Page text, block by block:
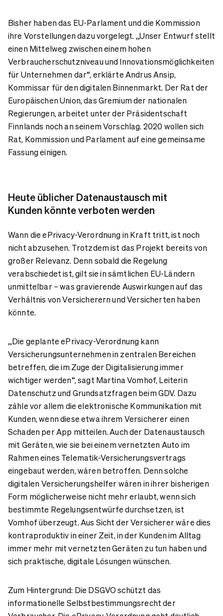
Bisher haben das EU-Parlament und die Kommission
ihre Vorstellungen dazu vorgelegt. „Unser Entwurf stellt
einen Mittelweg zwischen einem hohen
Verbraucherschutzniveau und Innovationsmöglichkeiten
für Unternehmen dar“, erklärte Andrus Ansip,
Kommissar für den digitalen Binnenmarkt. Der Rat der
Europäischen Union, das Gremium der nationalen
Regierungen, arbeitet unter der Präsidentschaft
Finnlands noch an seinem Vorschlag. 2020 wollen sich
Rat, Kommission und Parlament auf eine gemeinsame
Fassung einigen.
Heute üblicher Datenaustausch mit
Kunden könnte verboten werden
Wann die ePrivacy-Verordnung in Kraft tritt, ist noch
nicht abzusehen. Trotzdem ist das Projekt bereits von
großer Relevanz. Denn sobald die Regelung
verabschiedet ist, gilt sie in sämtlichen EU-Ländern
unmittelbar – was gravierende Auswirkungen auf das
Verhältnis von Versicherern und Versicherten haben
könnte.
„Die geplante ePrivacy-Verordnung kann
Versicherungsunternehmen in zentralen Bereichen
betreffen, die im Zuge der Digitalisierung immer
wichtiger werden“, sagt Martina Vomhof, Leiterin
Datenschutz und Grundsatzfragen beim GDV. Dazu
zähle vor allem die elektronische Kommunikation mit
Kunden, wenn diese etwa ihrem Versicherer einen
Schaden per App mitteilen. Auch der Datenaustausch
mit Geräten, wie sie bei einem vernetzten Auto im
Rahmen eines Telematik-Versicherungsvertrags
eingebaut werden, wären betroffen. Denn solche
digitalen Versicherungshelfer wären in ihrer bisherigen
Form möglicherweise nicht mehr erlaubt, wenn sich
bestimmte Regelungsentwürfe durchsetzen, ist
Vomhof überzeugt. Aus Sicht der Versicherer wäre dies
kontraproduktiv in einer Zeit, in der Kunden im Alltag
immer mehr mit vernetzten Geräten zu tun haben und
sich praktische, digitale Lösungen wünschen.
Zum Hintergrund: Die DSGVO schützt das
informationelle Selbstbestimmungsrecht der